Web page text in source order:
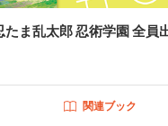
たま乱太郎 忍術学園 全員
関連ブック